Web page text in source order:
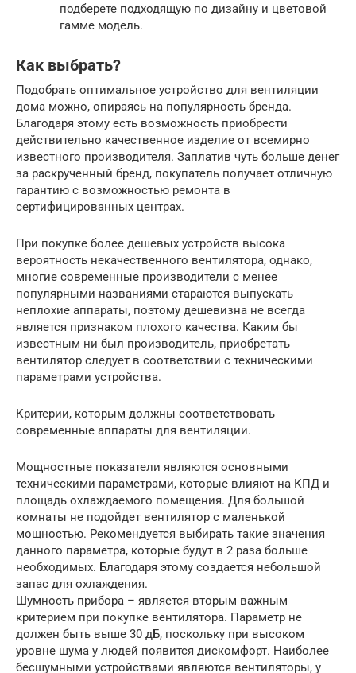
подберете подходящую по дизайну и цветовой
гамме модель.
Как выбрать?
Подобрать оптимальное устройство для вентиляции
дома можно, опираясь на популярность бренда.
Благодаря этому есть возможность приобрести
действительно качественное изделие от всемирно
известного производителя. Заплатив чуть больше денег
за раскрученный бренд, покупатель получает отличную
гарантию с возможностью ремонта в
сертифицированных центрах.
При покупке более дешевых устройств высока
вероятность некачественного вентилятора, однако,
многие современные производители с менее
популярными названиями стараются выпускать
неплохие аппараты, поэтому дешевизна не всегда
является признаком плохого качества. Каким бы
известным ни был производитель, приобретать
вентилятор следует в соответствии с техническими
параметрами устройства.
Критерии, которым должны соответствовать
современные аппараты для вентиляции.
Мощностные показатели являются основными
техническими параметрами, которые влияют на КПД и
площадь охлаждаемого помещения. Для большой
комнаты не подойдет вентилятор с маленькой
мощностью. Рекомендуется выбирать такие значения
данного параметра, которые будут в 2 раза больше
необходимых. Благодаря этому создается небольшой
запас для охлаждения.
Шумность прибора – является вторым важным
критерием при покупке вентилятора. Параметр не
должен быть выше 30 дБ, поскольку при высоком
уровне шума у людей появится дискомфорт. Наиболее
бесшумными устройствами являются вентиляторы, у